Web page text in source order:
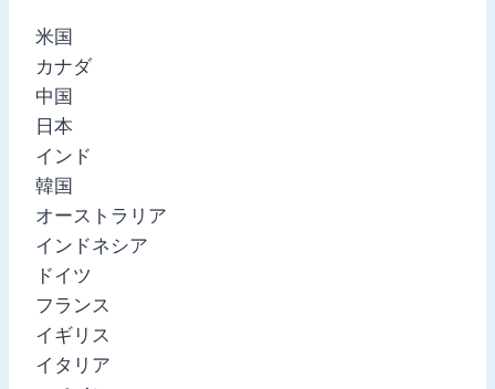
米国
カナダ
中国
日本
インド
韓国
オーストラリア
インドネシア
ドイツ
フランス
イギリス
イタリア